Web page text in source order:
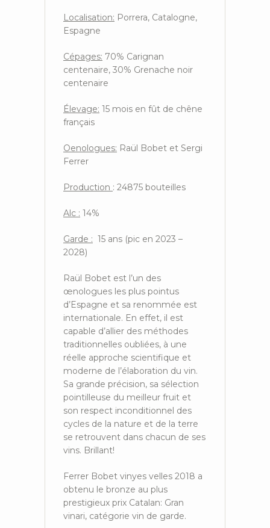
Localisation: Porrera, Catalogne,
Espagne
Cépages: 70% Carignan
centenaire, 30% Grenache noir
centenaire
Élevage: 15 mois en fût de chêne
français
Oenologues: Raül Bobet et Sergi
Ferrer
Production : 24875 bouteilles
Alc : 14%
Garde : 15 ans (pic en 2023 –
2028)
Raül Bobet est l’un des
œnologues les plus pointus
d’Espagne et sa renommée est
internationale. En effet, il est
capable d’allier des méthodes
traditionnelles oubliées, à une
réelle approche scientifique et
moderne de l’élaboration du vin.
Sa grande précision, sa sélection
pointilleuse du meilleur fruit et
son respect inconditionnel des
cycles de la nature et de la terre
se retrouvent dans chacun de ses
vins. Brillant!
Ferrer Bobet vinyes velles 2018 a
obtenu le bronze au plus
prestigieux prix Catalan: Gran
vinari, catégorie vin de garde.